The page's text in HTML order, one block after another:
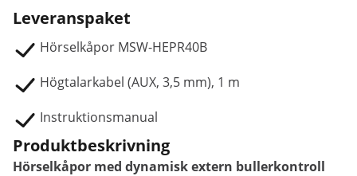
Leveranspaket
Hörselkåpor MSW-HEPR40B
Högtalarkabel (AUX, 3,5 mm), 1 m
Instruktionsmanual
Produktbeskrivning
Hörselkåpor med dynamisk extern bullerkontroll